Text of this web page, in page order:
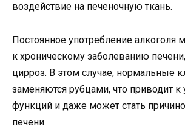
воздействие на печеночную ткань.
Постоянное употребление алкоголя
к хроническому заболеванию
цирроз. В этом случае, нормальные
заменяются рубцами, что приводит
функций и даже может стать
печени.